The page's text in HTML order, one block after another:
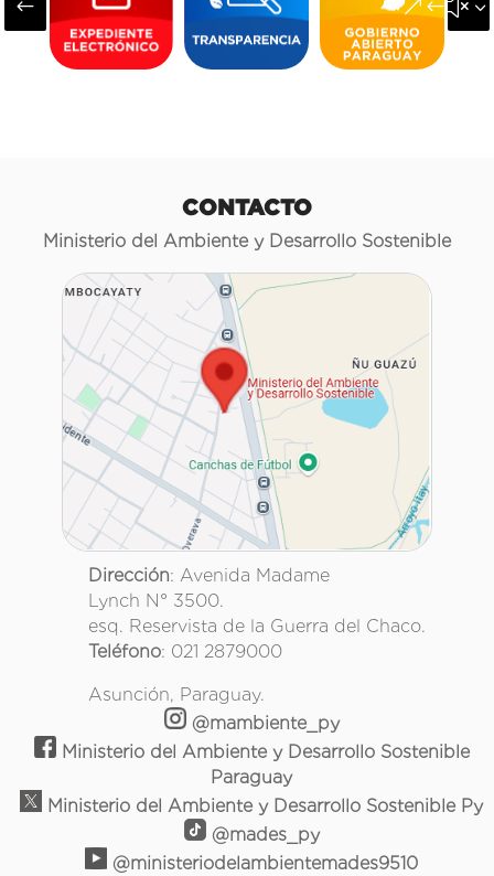
#
CONTACTO
Ministerio del Ambiente y Desarrollo Sostenible
Dirección: Avenida Madame
Lynch N° 3500.
esq. Reservista de la Guerra del Chaco.
Teléfono: 021 2879000
Asunción, Paraguay.
@mambiente_py
Ministerio del Ambiente y Desarrollo Sostenible
Paraguay
Ministerio del Ambiente y Desarrollo Sostenible Py
@mades_py
@ministeriodelambientemades9510